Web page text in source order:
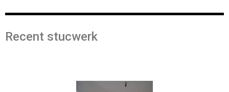
Recent stucwerk